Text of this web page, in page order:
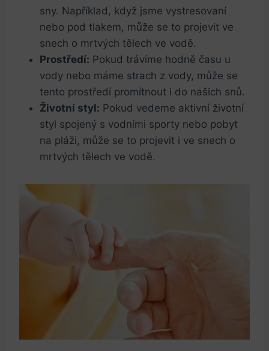
sny. Například, když jsme vystresovaní
nebo pod tlakem, může se to projevit ve
snech o mrtvých tělech ve vodě.
Prostředí: Pokud trávíme hodně času u
vody nebo máme strach z vody, může se
tento prostředí promítnout i do našich snů.
Životní styl: Pokud vedeme aktivní životní
styl spojený s vodními sporty nebo pobyt
na pláži, může se to projevit i ve snech o
mrtvých tělech ve vodě.